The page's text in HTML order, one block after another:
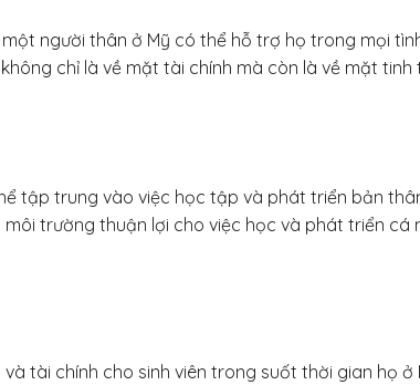
người thân ở Mỹ có thể hỗ trợ họ trong mọi
chỉ là về mặt tài chính mà còn là về mặt
tập trung vào việc học tập và phát triển bản
trường thuận lợi cho việc học và phát triển cá
tài chính cho sinh viên trong suốt thời gian họ